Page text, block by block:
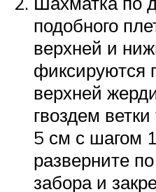
подобного
верхней и
фиксируются
верхней
гвоздем
5 см с шагом
разверните
забора и